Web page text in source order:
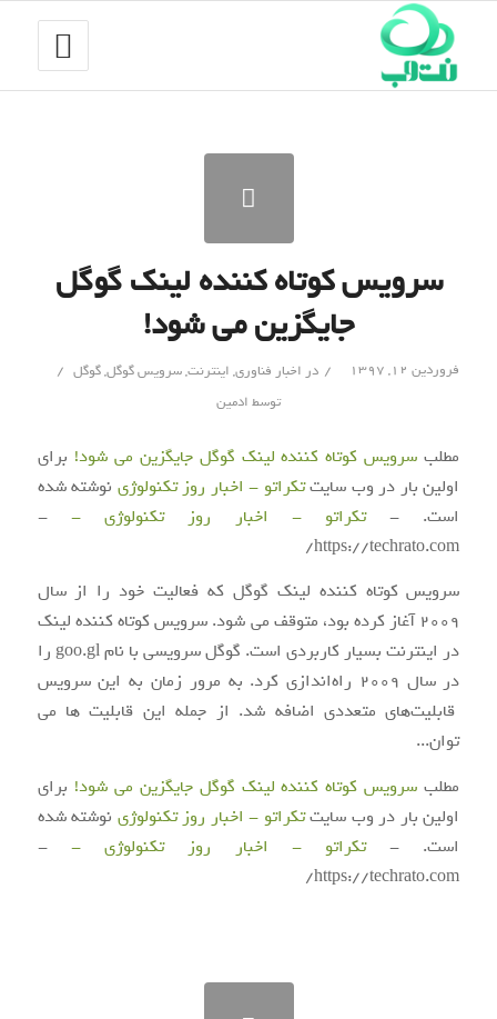
سرویس کوتاه کننده لینک گوگل
جایگزین می شود!
فروردین ۱۲, ۱۳۹۷ / در اخبار فناوری, اینترنت,سرویس گوگل,گوگل /
توسط ادمین
مطلب سرویس کوتاه کننده لینک گوگل جایگزین می شود! برای
اولین بار در وب سایتتکراتو - اخبار روز تکنولوژی نوشته شده
است. -تکراتو - اخبار روز تکنولوژی --
https://techrato.com/
سرویس کوتاه کننده لینک گوگل که فعالیت خود را از سال
۲۰۰۹ آغاز کرده بود، متوقف می شود. سرویس کوتاه کننده لینک
در اینترنت بسیار کاربردی است. گوگل سرویسی با نام goo.gl را
در سال ۲۰۰۹ راه‌اندازی کرد. به مرور زمان به این سرویس
قابلیت‌های متعددی اضافه شد. از جمله این قابلیت ها می
توان...
مطلب سرویس کوتاه کننده لینک گوگل جایگزین می شود! برای
اولین بار در وب سایتتکراتو - اخبار روز تکنولوژی نوشته شده
است. -تکراتو - اخبار روز تکنولوژی --
https://techrato.com/